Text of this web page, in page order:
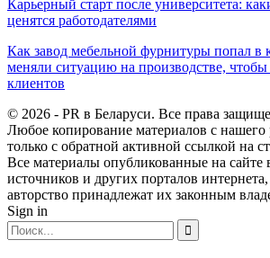
Карьерный старт после университета:
ценятся работодателями
Как завод мебельной фурнитуры попал в
меняли ситуацию на производстве,
клиентов
© 2026 - PR в Беларуси. Все права
Любое копирование материалов с нашего
только с обратной активной ссылкой на
Все материалы опубликованные на сайте
источников и других порталов
авторство принадлежат их законным
Sign in